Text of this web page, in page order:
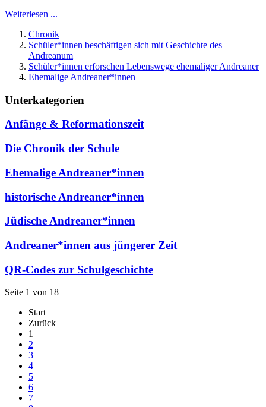
Weiterlesen ...
Chronik
Schüler*innen beschäftigen sich mit Geschichte des
Andreanum
Schüler*innen erforschen Lebenswege ehemaliger Andreaner
Ehemalige Andreaner*innen
Unterkategorien
Anfänge & Reformationszeit
Die Chronik der Schule
Ehemalige Andreaner*innen
historische Andreaner*innen
Jüdische Andreaner*innen
Andreaner*innen aus jüngerer Zeit
QR-Codes zur Schulgeschichte
Seite 1 von 18
Start
Zurück
1
2
3
4
5
6
7